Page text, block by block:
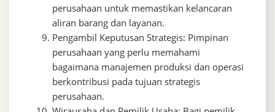
perusahaan untuk memastikan kelancaran
aliran barang dan layanan.
Pengambil Keputusan Strategis: Pimpinan
perusahaan yang perlu memahami
bagaimana manajemen produksi dan operasi
berkontribusi pada tujuan strategis
perusahaan.